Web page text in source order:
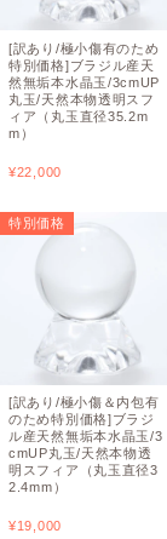
[訳あり/極小傷有のため
特別価格]ブラジル産天
然無垢本水晶玉/3cmUP
丸玉/天然本物透明スフ
ィア（丸玉直径35.2m
m）
¥22,000
特別価格
[訳あり/極小傷＆内包有
のため特別価格]ブラジ
ル産天然無垢本水晶玉/3
cmUP丸玉/天然本物透
明スフィア（丸玉直径3
2.4mm）
¥19,000